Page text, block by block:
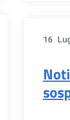
16